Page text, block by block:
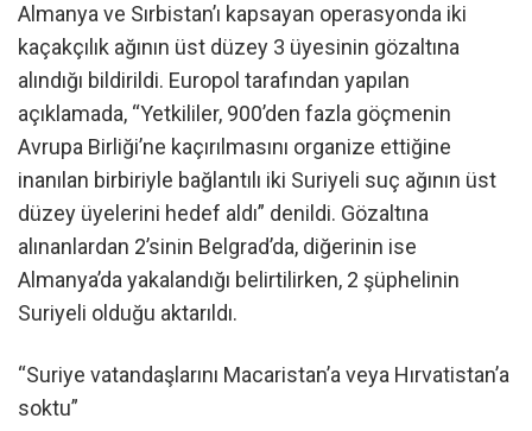
Almanya ve Sırbistan’ı kapsayan operasyonda iki
kaçakçılık ağının üst düzey 3 üyesinin gözaltına
alındığı bildirildi. Europol tarafından yapılan
açıklamada, “Yetkililer, 900’den fazla göçmenin
Avrupa Birliği’ne kaçırılmasını organize ettiğine
inanılan birbiriyle bağlantılı iki Suriyeli suç ağının üst
düzey üyelerini hedef aldı” denildi. Gözaltına
alınanlardan 2’sinin Belgrad’da, diğerinin ise
Almanya’da yakalandığı belirtilirken, 2 şüphelinin
Suriyeli olduğu aktarıldı.
“Suriye vatandaşlarını Macaristan’a veya Hırvatistan’a
soktu”